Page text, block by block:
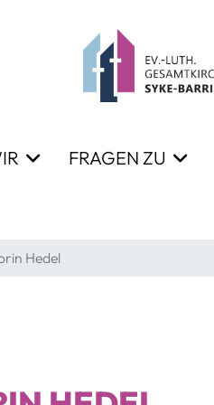
FRAGEN ZU
Hedel